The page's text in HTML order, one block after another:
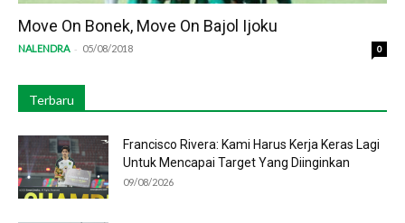
Move On Bonek, Move On Bajol Ijoku
NALENDRA - 05/08/2018 0
Terbaru
Francisco Rivera: Kami Harus Kerja Keras Lagi
Untuk Mencapai Target Yang Diinginkan
09/08/2026